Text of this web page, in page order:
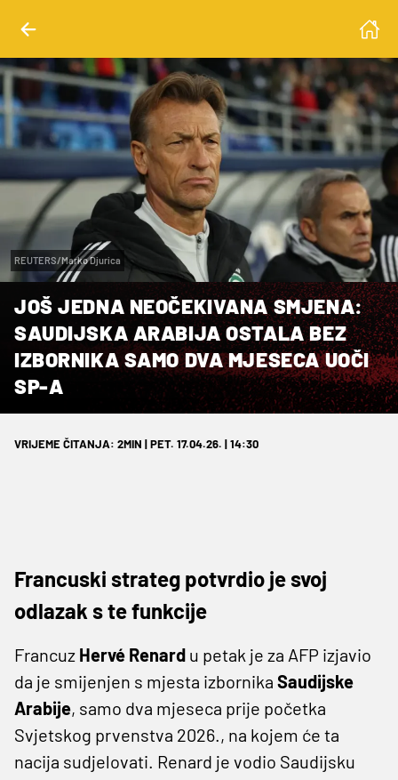
REUTERS/Marko Djurica
JOŠ JEDNA NEOČEKIVANA SMJENA:
SAUDIJSKA ARABIJA OSTALA BEZ
IZBORNIKA SAMO DVA MJESECA UOČI
SP-A
VRIJEME ČITANJA: 2MIN | PET. 17.04.26. | 14:30
Francuski strateg potvrdio je svoj
odlazak s te funkcije
Francuz Hervé Renard u petak je za AFP izjavio
da je smijenjen s mjesta izbornika Saudijske
Arabije, samo dva mjeseca prije početka
Svjetskog prvenstva 2026., na kojem će ta
nacija sudjelovati. Renard je vodio Saudijsku